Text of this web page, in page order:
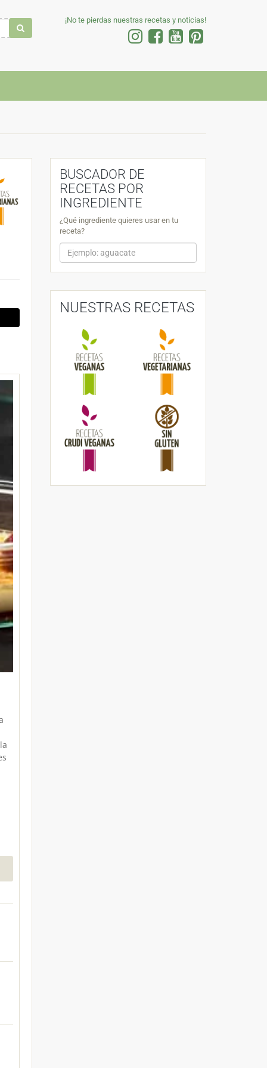
¡No te pierdas nuestras recetas y noticias!
BUSCADOR DE
RECETAS POR
INGREDIENTE
¿Qué ingrediente quieres usar en tu
receta?
NUESTRAS RECETAS